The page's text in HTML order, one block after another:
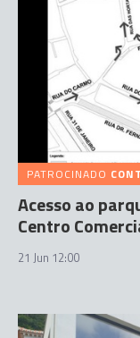
PATROCINADO
Acesso ao
Centro
21 Jun 12:00